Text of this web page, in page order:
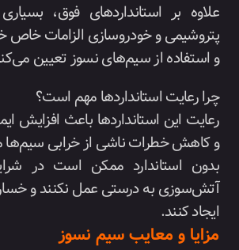
علاوه بر استانداردهای فوق،
پتروشیمی و خودروسازی الزامات خاص
و استفاده از سیم‌های نسوز تعیین
چرا رعایت استانداردها مهم است؟
رعایت این استانداردها باعث افزایش
و کاهش خطرات ناشی از خرابی
بدون استاندارد ممکن است در
آتش‌سوزی به درستی عمل نکنند و
ایجاد کنند.
مزایا و معایب سیم نسوز